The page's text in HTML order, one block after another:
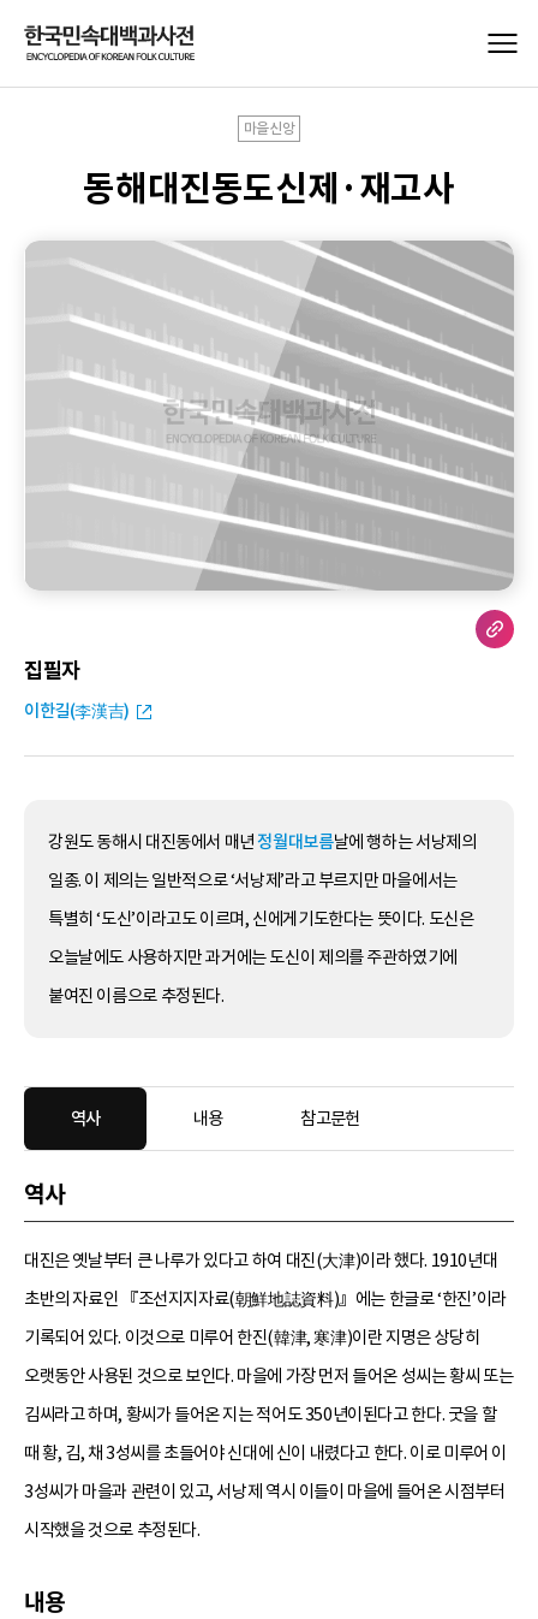
마을신앙
동해대진동도신제·재고사
집필자
이한길(李漢吉)
강원도 동해시 대진동에서 매년정월대보름날에 행하는 서낭제의
일종. 이 제의는 일반적으로 ‘서낭제’라고 부르지만 마을에서는
특별히 ‘도신’이라고도 이르며, 신에게기도한다는 뜻이다. 도신은
오늘날에도 사용하지만 과거에는 도신이 제의를 주관하였기에
붙여진 이름으로 추정된다.
역사 내용 참고문헌
역사
대진은 옛날부터 큰 나루가 있다고 하여 대진(大津)이라 했다. 1910년대
초반의 자료인 『조선지지자료(朝鮮地誌資料)』에는 한글로 ‘한진’이라
기록되어 있다. 이것으로 미루어 한진(韓津, 寒津)이란 지명은 상당히
오랫동안 사용된 것으로 보인다. 마을에 가장 먼저 들어온 성씨는 황씨 또는
김씨라고 하며, 황씨가 들어온 지는 적어도 350년이된다고 한다. 굿을 할
때 황, 김, 채 3성씨를 초들어야 신대에 신이 내렸다고 한다. 이로 미루어 이
3성씨가 마을과 관련이 있고, 서낭제 역시 이들이 마을에 들어온 시점부터
시작했을 것으로 추정된다.
내용